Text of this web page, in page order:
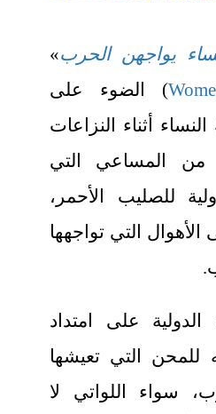
يواجهن الحرب»
) الضوء على
أثناء النزاعات
من المساعي التي
للصليب الأحمر،
الأهوال التي تواجهها
على امتداد
للمحن التي تعيشها
سواء اللواتي لا